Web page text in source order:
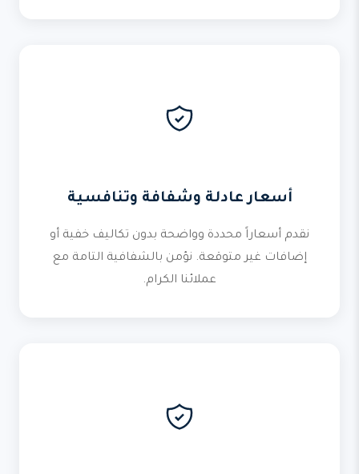
أسعار عادلة وشفافة وتنافسية
نقدم أسعاراً محددة وواضحة بدون تكاليف خفية أو
إضافات غير متوقعة. نؤمن بالشفافية التامة مع
عملائنا الكرام.